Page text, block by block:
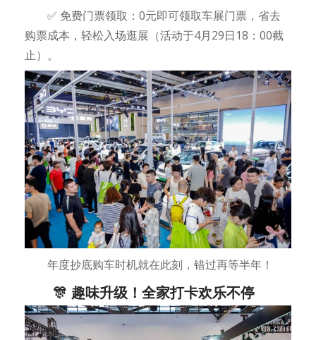
✅ 免费门票领取：0元即可领取车展门票，省去
购票成本，轻松入场逛展（活动于4月29日18：00截
止）。
年度抄底购车时机就在此刻，错过再等半年！
🎊 趣味升级！全家打卡欢乐不停